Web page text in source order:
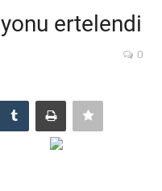
ertelendi
0